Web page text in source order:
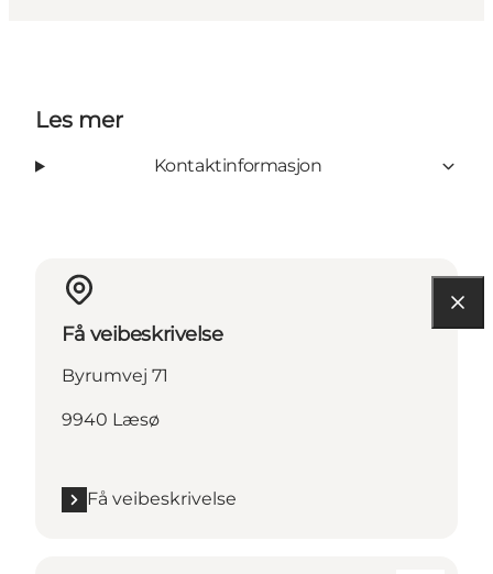
Les mer
Kontaktinformasjon
Få veibeskrivelse
Byrumvej 71
9940 Læsø
Få veibeskrivelse